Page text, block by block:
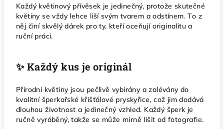
Každý květinový přívěsek je jedinečný, protože skutečné
květiny se vždy lehce liší svým tvarem a odstínem. To z
něj činí skvělý dárek pro ty, kteří oceňují originalitu a
ruční práci.
✨ Každý kus je originál
Přírodní květiny jsou pečlivě vybírány a zalévány do
kvalitní šperkařské křišťálové pryskyřice, což jim dodává
dlouhou životnost a jedinečný vzhled. Každý šperk je
ručně vyráběný, takže se může mírně lišit od fotografie.